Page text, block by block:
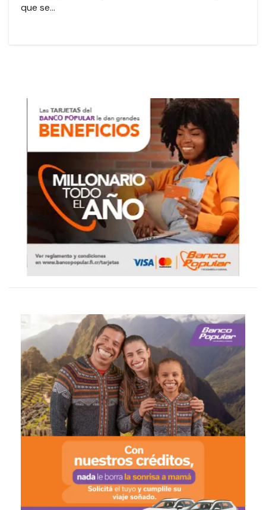
que se…